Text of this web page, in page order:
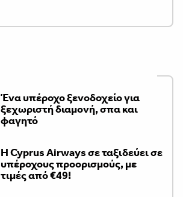
Ένα υπέροχο ξενοδοχείο για
ξεχωριστή διαμονή, σπα και
φαγητό
H Cyprus Airways σε ταξιδεύει σε
υπέροχους προορισμούς, με
τιμές από €49!